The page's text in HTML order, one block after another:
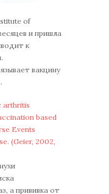
of
и пришла
к
вакцину
arthritis
based
Events
(Geier, 2002,
а прививка от